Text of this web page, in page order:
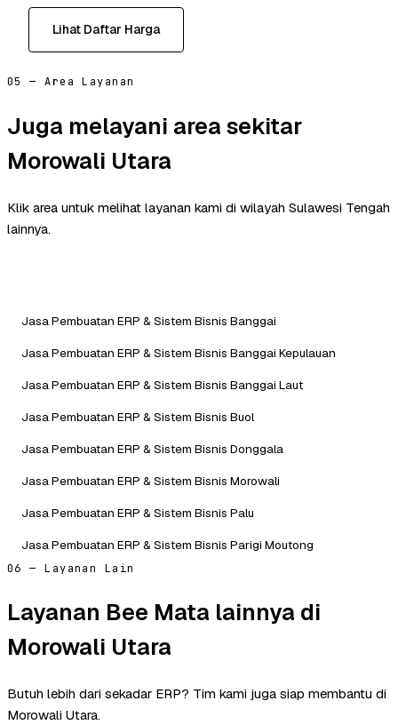
Lihat Daftar Harga
05 — Area Layanan
Juga melayani area sekitar
Morowali Utara
Klik area untuk melihat layanan kami di wilayah Sulawesi Tengah
lainnya.
Jasa Pembuatan ERP & Sistem Bisnis Banggai
Jasa Pembuatan ERP & Sistem Bisnis Banggai Kepulauan
Jasa Pembuatan ERP & Sistem Bisnis Banggai Laut
Jasa Pembuatan ERP & Sistem Bisnis Buol
Jasa Pembuatan ERP & Sistem Bisnis Donggala
Jasa Pembuatan ERP & Sistem Bisnis Morowali
Jasa Pembuatan ERP & Sistem Bisnis Palu
Jasa Pembuatan ERP & Sistem Bisnis Parigi Moutong
06 — Layanan Lain
Layanan Bee Mata lainnya di
Morowali Utara
Butuh lebih dari sekadar ERP? Tim kami juga siap membantu di
Morowali Utara.